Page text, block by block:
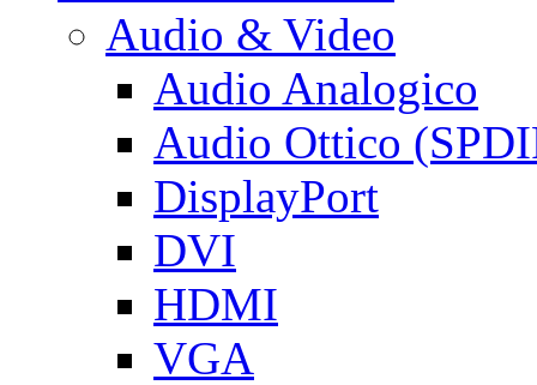
Audio & Video
Audio Analogico
Audio Ottico
DisplayPort
DVI
HDMI
VGA